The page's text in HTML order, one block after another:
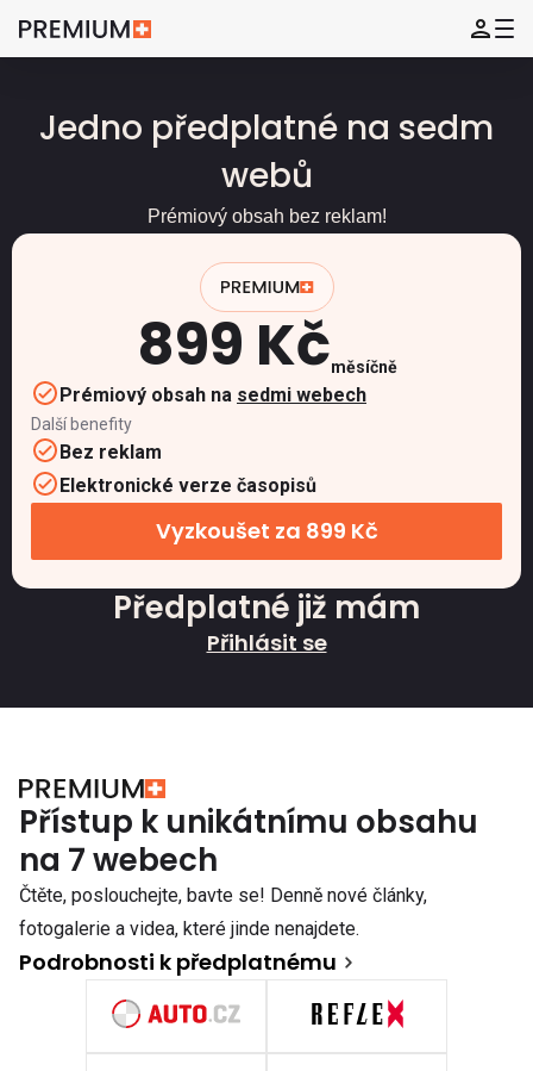
Jedno předplatné na sedm
webů
Prémiový obsah bez reklam!
899 Kčměsíčně
Prémiový obsah na sedmi webech
Další benefity
Bez reklam
Elektronické verze časopisů
Vyzkoušet za 899 Kč
Předplatné již mám
Přihlásit se
Přístup k unikátnímu obsahu
na 7 webech
Čtěte, poslouchejte, bavte se! Denně nové články,
fotogalerie a videa, které jinde nenajdete.
Podrobnosti k předplatnému